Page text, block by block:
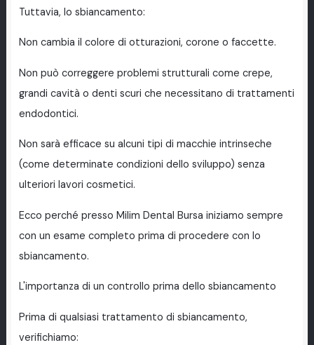
Tuttavia, lo sbiancamento:
Non cambia il colore di otturazioni, corone o faccette.
Non può correggere problemi strutturali come crepe,
grandi cavità o denti scuri che necessitano di trattamenti
endodontici.
Non sarà efficace su alcuni tipi di macchie intrinseche
(come determinate condizioni dello sviluppo) senza
ulteriori lavori cosmetici.
Ecco perché presso Milim Dental Bursa iniziamo sempre
con un esame completo prima di procedere con lo
sbiancamento.
L'importanza di un controllo prima dello sbiancamento
Prima di qualsiasi trattamento di sbiancamento,
verifichiamo: